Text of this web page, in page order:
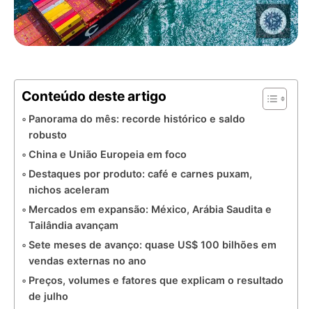
Conteúdo deste artigo
Panorama do mês: recorde histórico e saldo
robusto
China e União Europeia em foco
Destaques por produto: café e carnes puxam,
nichos aceleram
Mercados em expansão: México, Arábia Saudita e
Tailândia avançam
Sete meses de avanço: quase US$ 100 bilhões em
vendas externas no ano
Preços, volumes e fatores que explicam o resultado
de julho